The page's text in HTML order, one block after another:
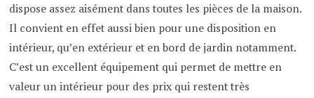
dispose assez aisément dans toutes les pièces de la maison.
Il convient en effet aussi bien pour une disposition en
intérieur, qu’en extérieur et en bord de jardin notamment.
C’est un excellent équipement qui permet de mettre en
valeur un intérieur pour des prix qui restent très